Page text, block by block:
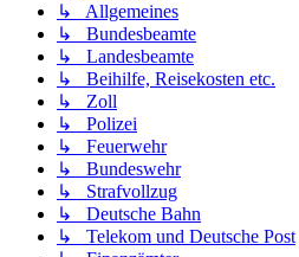
↳ Allgemeines
↳ Bundesbeamte
↳ Landesbeamte
↳ Beihilfe, Reisekosten etc.
↳ Zoll
↳ Polizei
↳ Feuerwehr
↳ Bundeswehr
↳ Strafvollzug
↳ Deutsche Bahn
↳ Telekom und Deutsche Post